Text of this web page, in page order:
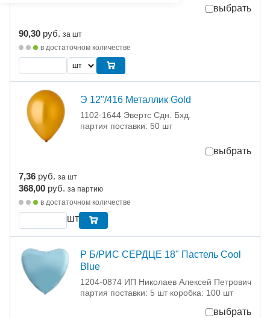
выбрать
90,30 руб. за шт
в достаточном количестве
Э 12"/416 Металлик Gold
1102-1644 Эвертс Сдн. Бхд.
партия поставки: 50 шт
выбрать
7,36 руб. за шт
368,00 руб. за партию
в достаточном количестве
шт
Р Б/РИС СЕРДЦЕ 18" Пастель Cool
Blue
1204-0874 ИП Николаев Алексей Петрович
партия поставки: 5 шт коробка: 100 шт
выбрать